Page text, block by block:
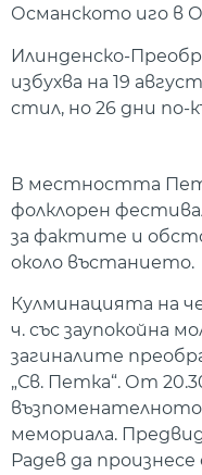
Османското иго в
Илинденско-
избухва на 19
стил, но 26 дни
В местността
фолклорен
за фактите и
около въстанието.
Кулминацията на
ч. със заупокойна
загиналите
„Св. Петка“. От
мемориала.
Радев да произнесе